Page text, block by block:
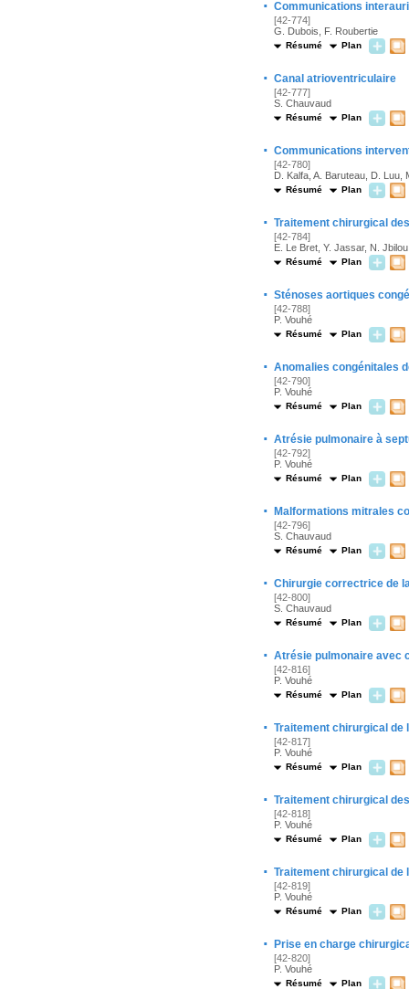
· Communications
[42-774]
G. Dubois, F. Roubertie
Résumé Plan
· Canal atrioventriculaire
[42-777]
S. Chauvaud
Résumé Plan
· Communications
[42-780]
D. Kalfa, A. Baruteau, D. Luu,
Résumé Plan
· Traitement chirurgical
[42-784]
E. Le Bret, Y. Jassar, N.
Résumé Plan
· Sténoses aortiques
[42-788]
P. Vouhé
Résumé Plan
· Anomalies congénitales
[42-790]
P. Vouhé
Résumé Plan
· Atrésie pulmonaire à
[42-792]
P. Vouhé
Résumé Plan
· Malformations mitrales
[42-796]
S. Chauvaud
Résumé Plan
· Chirurgie correctrice de
[42-800]
S. Chauvaud
Résumé Plan
· Atrésie pulmonaire avec
[42-816]
P. Vouhé
Résumé Plan
· Traitement chirurgical
[42-817]
P. Vouhé
Résumé Plan
· Traitement chirurgical
[42-818]
P. Vouhé
Résumé Plan
· Traitement chirurgical
[42-819]
P. Vouhé
Résumé Plan
· Prise en charge
[42-820]
P. Vouhé
Résumé Plan